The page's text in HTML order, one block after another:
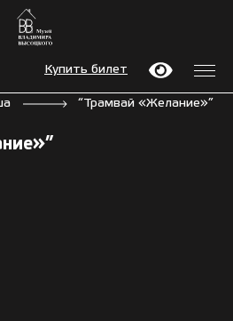
Купить билет
“Трамвай «Желание»”